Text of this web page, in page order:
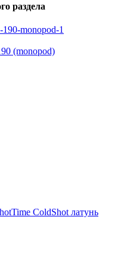
раздела
(monopod)
ColdShot латунь